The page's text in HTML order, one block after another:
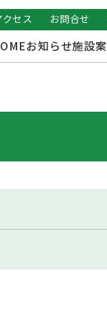
クセス お問合せ
お知らせ施設